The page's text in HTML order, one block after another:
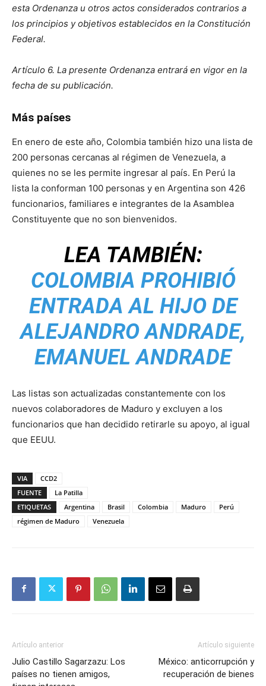
esta Ordenanza u otros actos considerados contrarios a
los principios y objetivos establecidos en la Constitución
Federal.
Artículo 6. La presente Ordenanza entrará en vigor en la
fecha de su publicación.
Más países
En enero de este año, Colombia también hizo una lista de
200 personas cercanas al régimen de Venezuela, a
quienes no se les permite ingresar al país. En Perú la
lista la conforman 100 personas y en Argentina son 426
funcionarios, familiares e integrantes de la Asamblea
Constituyente que no son bienvenidos.
LEA TAMBIÉN:
COLOMBIA PROHIBIÓ
ENTRADA AL HIJO DE
ALEJANDRO ANDRADE,
EMANUEL ANDRADE
Las listas son actualizadas constantemente con los
nuevos colaboradores de Maduro y excluyen a los
funcionarios que han decidido retirarle su apoyo, al igual
que EEUU.
VIA
CCD2
FUENTE
La Patilla
ETIQUETAS
Argentina Brasil Colombia Maduro
Perú
régimen de Maduro
Venezuela
Artículo anterior
Julio Castillo Sagarzazu: Los
países no tienen amigos,
Artículo siguiente
México: anticorrupción y
recuperación de bienes